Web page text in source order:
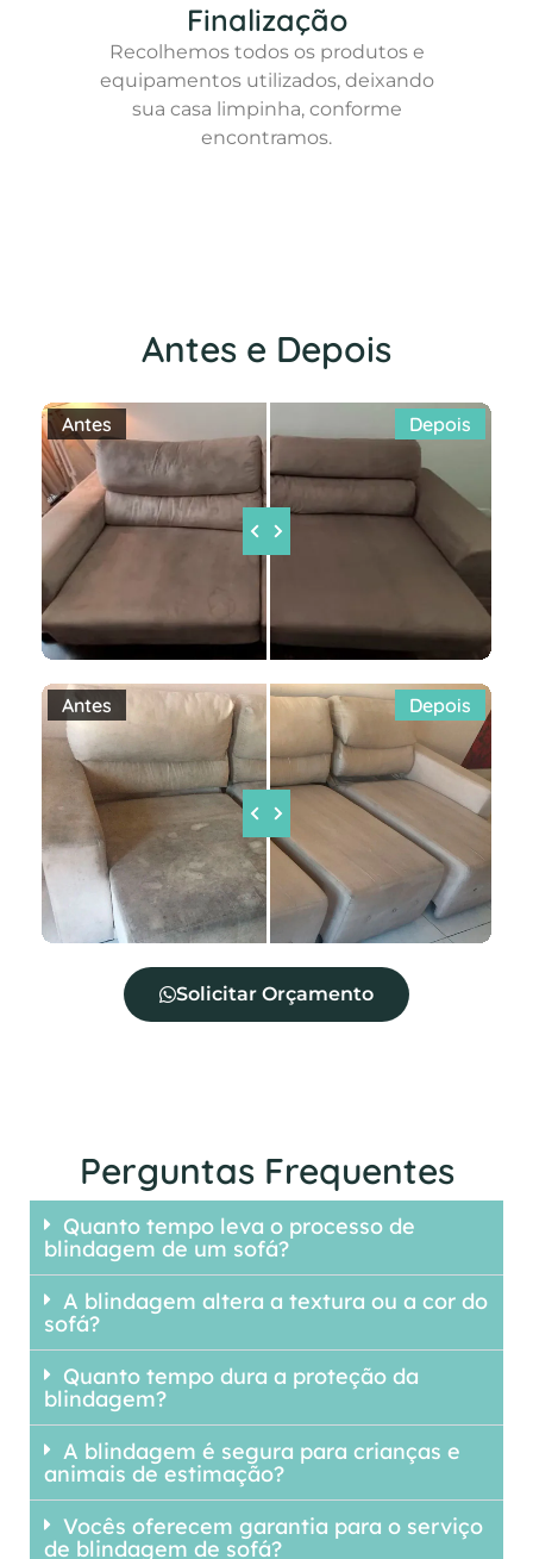
Finalização
Recolhemos todos os produtos e
equipamentos utilizados, deixando
sua casa limpinha, conforme
encontramos.
Antes e Depois
Antes Depois
Antes Depois
Solicitar Orçamento
Perguntas Frequentes
Quanto tempo leva o processo de
blindagem de um sofá?
A blindagem altera a textura ou a cor do
sofá?
Quanto tempo dura a proteção da
blindagem?
A blindagem é segura para crianças e
animais de estimação?
Vocês oferecem garantia para o serviço
de blindagem de sofá?